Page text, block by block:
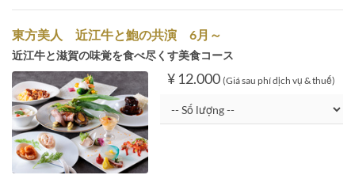
東方美人 近江牛と鮑の共演 6月～
近江牛と滋賀の味覚を食べ尽くす美食コース
¥ 12.000 (Giá sau phí dịch vụ & thuế)